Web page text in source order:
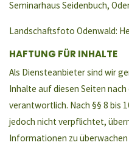
Seminarhaus Seidenbuch,
Landschaftsfoto Odenwald:
HAFTUNG FÜR INHALTE
Als Diensteanbieter sind wir
Inhalte auf diesen Seiten
verantwortlich. Nach §§ 8 bis
jedoch nicht verpflichtet,
Informationen zu